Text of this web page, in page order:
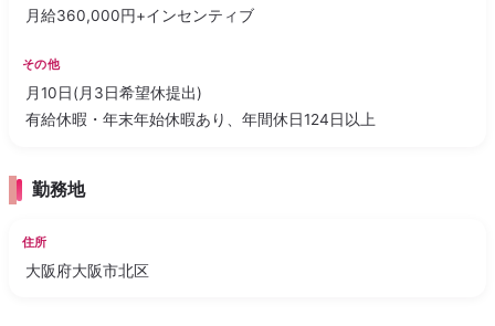
月給360,000円+インセンティブ
その他
月10日(月3日希望休提出)
有給休暇・年末年始休暇あり、年間休日124日以上
勤務地
住所
大阪府大阪市北区